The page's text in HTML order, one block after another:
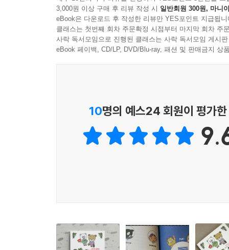
064화 직원을 해고하려면 해고사유와 해고시기를
065화 사직서 제출 후 근로자가 철회를 요청하는
066화 부당해고 구제신청 어떻게 진행하나요?
067화 도대체 정년퇴직일은 언제인가요?
070화 교대제 근무제를 운영할 때 주의해야 할 사
072화 입·퇴사자의 4대 보험 ??리하기
079화 직원이 산재를 당한 경우, 산재보상 외에 따
080화 업무수행 중 교통사고를 당했는데, 산재보
3,000원 이상 구매 후 리뷰 작성 시 일반회원 300원, 마니
eBook은 다운로드 후 작성한 리뷰만 YES포인트 지급됩니
클래스는 첫번째 회차 주문확정 시점부터 마지막 회차 주
사락 독서모임으로 진행된 클래스는 사락 독서모임 게시
eBook 페이백, CD/LP, DVD/Blu-ray, 패션 및 판매금지 상
10명의 예스24 회원이 평가